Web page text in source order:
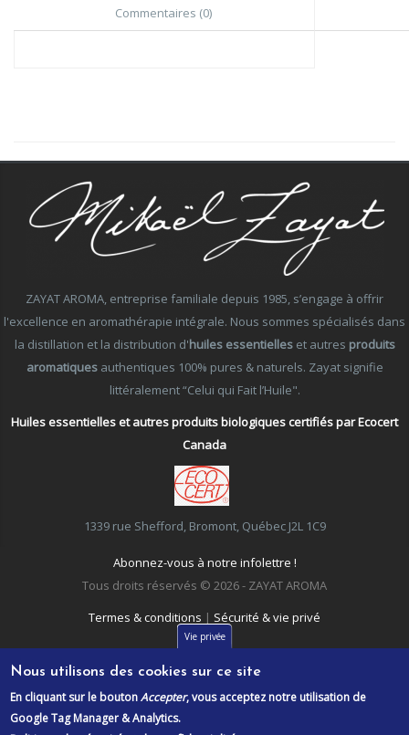
Commentaires (0)
ZAYAT AROMA, entreprise familiale depuis 1985, s’engage à offrir
l'excellence en aromathérapie intégrale. Nous sommes spécialisés dans
la distillation et la distribution d'huiles essentielleset autres produits
aromatiquesauthentiques 100% pures & naturels. Zayat signifie
littéralement “Celui qui Fait l’Huile".
Huiles essentielles et autres produits biologiques certifiés par Ecocert
Canada
1339 rue Shefford, Bromont, Québec J2L 1C9
Abonnez-vous à notre infolettre !
Tous droits réservés © 2026 - ZAYAT AROMA
Termes & conditions | Sécurité & vie privé
Vie privée
Nous utilisons des cookies sur ce site
En cliquant sur le boutonAccepter, vous acceptez notre utilisation de
Google Tag Manager & Analytics.